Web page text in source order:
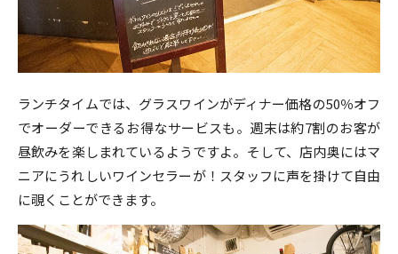
ランチタイムでは、グラスワインがディナー価格の50％オフ
でオーダーできるお得なサービスも。週末は約7割のお客が
昼飲みを楽しまれているようですよ。そして、店内奥にはマ
ニアにうれしいワインセラーが！スタッフに声を掛けて自由
に覗くことができます。